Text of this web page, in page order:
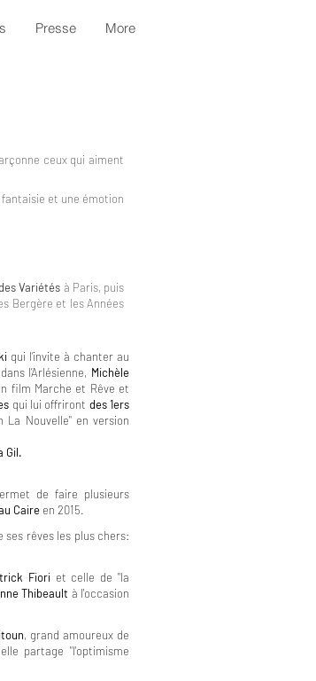
Presse More
ceux qui aiment
et une émotion
Variétés à Paris, puis
Bergère et les Années
qui l’invite à chanter au
l’Arlésienne, Michèle
film Marche et Rêve et
qui lui offriront des 1ers
Nouvelle" en version
Gil.
de faire plusieurs
Caire en 2015.
ses rêves les plus chers:
Fiori et celle de "la
Thibeault à l'occasion
, grand amoureux de
partage "l'optimisme